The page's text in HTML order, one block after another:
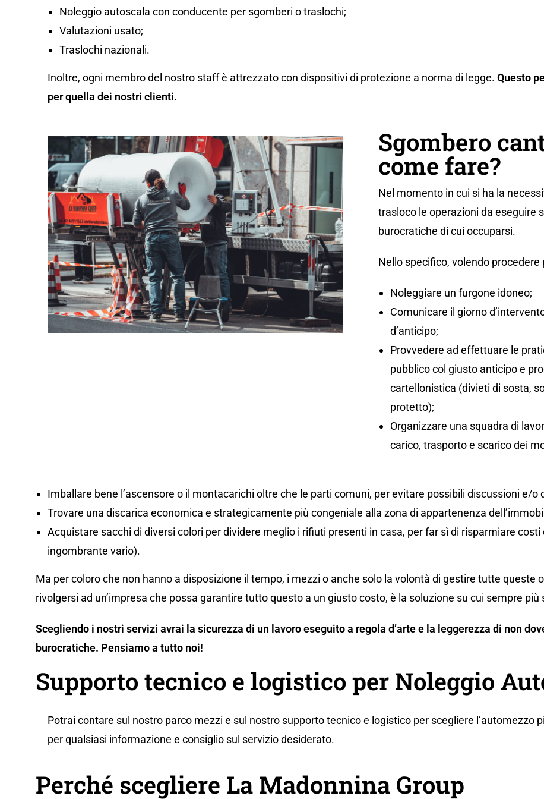
Noleggio autoscala con conducente per sgomberi o traslochi;
Valutazioni usato;
Traslochi nazionali.
Inoltre, ogni membro del nostro staff è attrezzato con dispositivi di protezione a norma di legge. Questo
per quella dei nostri clienti.
Sgombero
come fare?
Nel momento in cui si ha la
trasloco le operazioni da eseguire
burocratiche di cui occuparsi.
Nello specifico, volendo
Noleggiare un furgone idoneo;
Comunicare il giorno
d’anticipo;
Provvedere ad effettuare le
pubblico col giusto anticipo e
cartellonistica (divieti di sosta,
protetto);
Organizzare una squadra di
carico, trasporto e scarico dei
Imballare bene l’ascensore o il montacarichi oltre che le parti comuni, per evitare possibili discussioni e/o
Trovare una discarica economica e strategicamente più congeniale alla zona di appartenenza
Acquistare sacchi di diversi colori per dividere meglio i rifiuti presenti in casa, per far sì di risparmiare
ingombrante vario).
Ma per coloro che non hanno a disposizione il tempo, i mezzi o anche solo la volontà di gestire tutte queste
rivolgersi ad un’impresa che possa garantire tutto questo a un giusto costo, è la soluzione su cui sempre
Scegliendo i nostri servizi avrai la sicurezza di un lavoro eseguito a regola d’arte e la leggerezza di non
burocratiche. Pensiamo a tutto noi!
Supporto tecnico e logistico per Noleggio
Potrai contare sul nostro parco mezzi e sul nostro supporto tecnico e logistico per scegliere l’automezzo
per qualsiasi informazione e consiglio sul servizio desiderato.
Perché scegliere La Madonnina Group